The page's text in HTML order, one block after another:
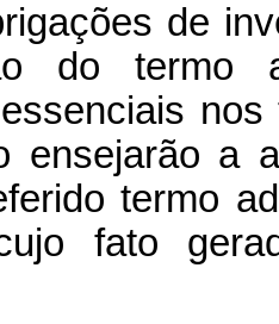
de
do termo
ensejarão a
termo
cujo fato